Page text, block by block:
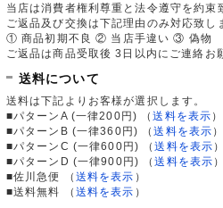
当店は消費者権利尊重と法令遵守を約束
ご返品及び交換は下記理由のみ対応致し
① 商品初期不良 ② 当店手違い ③ 偽物
ご返品は商品受取後 3日以内にご連絡お
送料について
送料は下記よりお客様が選択します。
■パターンA (一律200円)
（送料を表示 ）
■パターンB (一律360円)
（送料を表示 ）
■パターンC (一律600円)
（送料を表示 ）
■パターンD (一律900円)
（送料を表示 ）
■佐川急便
（ 送料を表示 ）
■送料無料
（ 送料を表示 ）